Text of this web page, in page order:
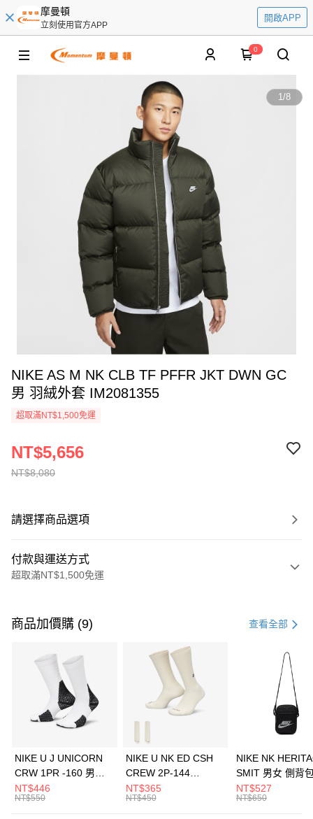
摩曼頓
立刻使用官方APP
開啟APP
0
1/8
NIKE AS M NK CLB TF PFFR JKT DWN GC
男 羽絨外套 IM2081355
超取滿NT$1,500免運
NT$8,080
NT$5,656
請選擇商品選項
付款與運送方式
超取滿NT$1,500免運
信用卡一次付款
3 期 0 利率 每期 21家銀行
合作金庫商業銀行
第一商業銀行
華南商業銀行
彰化商業銀行
上海商業儲蓄銀行
元大商業銀行
Apple Pay
全盈+PAY
AFTEE先享後付
商品加價購 (9) 查看全部
NIKE U J UNICORN
CRW 1PR -160 男女
中統襪 FZ3393100
NT$446
NT$550
NIKE U NK ED CSH
CREW 2P-144
EMBRDY 男女 短統襪
FZ3073133
NT$365
NT$450
NIKE NK
SMIT 男女 側背
BA5871010
NT$527
NT$650